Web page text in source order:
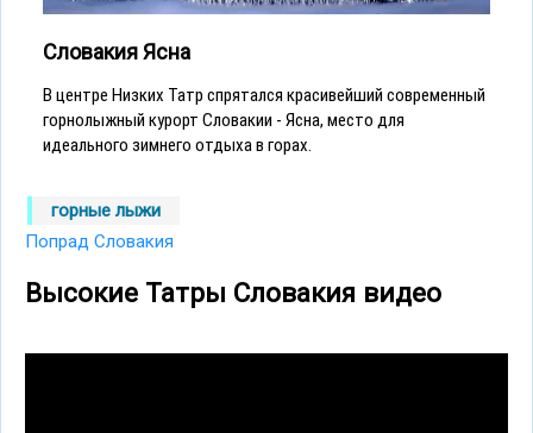
Словакия Ясна
В центре Низких Татр спрятался красивейший современный
горнолыжный курорт Словакии - Ясна, место для
идеального зимнего отдыха в горах.
горные лыжи
Попрад Словакия
Высокие Татры Словакия видео